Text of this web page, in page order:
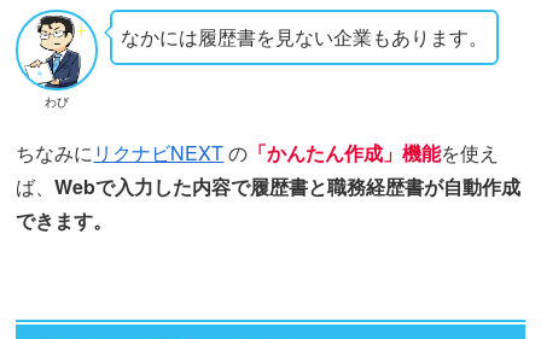
わび
なかには履歴書を見ない企業もあります。
ちなみに リクナビNEXTの 「かんたん作成」機能を使え
ば、Webで入力した内容で履歴書と職務経歴書が自動作成
できます。